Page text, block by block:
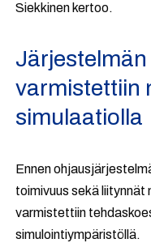
Siekkinen kertoo.
varmistettiin
simulaatiolla
Ennen
toimivuus sekä liitynnät
varmistettiin
simulointiympäristöllä.